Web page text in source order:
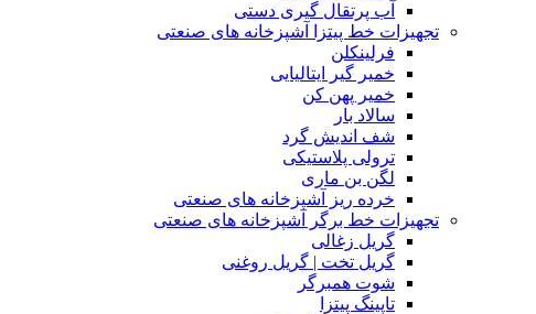
آب پرتقال گیری دستی
تجهیزات خط پیتزا آشپزخانه های صنعتی
فرلینکلن
خمیر گیر ایتالیایی
خمیر پهن کن
سالاد بار
شف اندیش گرد
ترولی پلاستیکی
لگن بن ماری
خرده ریز آشپزخانه های صنعتی
تجهیزات خط برگر آشپزخانه های صنعتی
گریل زغالی
گریل تخت | گریل روغنی
شوت همبرگر
تاپینگ پیتزا